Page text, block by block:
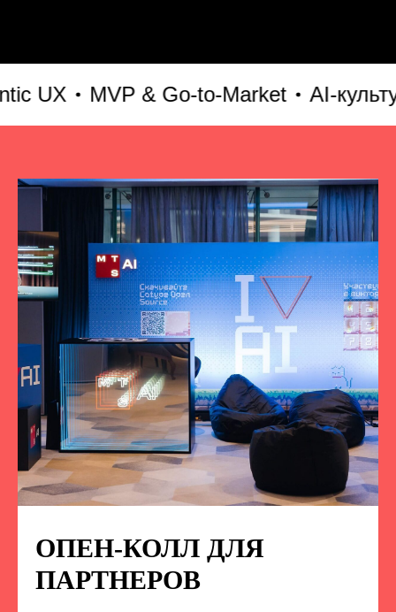
MVP & Go-to-Market AI-культура
ОПЕН-КОЛЛ ДЛЯ
ПАРТНЕРОВ
НА НАС В СОЦСЕТЯХ